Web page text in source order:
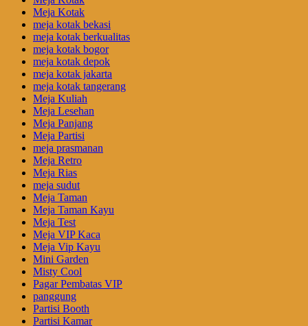
Meja Kotak
meja kotak bekasi
meja kotak berkualitas
meja kotak bogor
meja kotak depok
meja kotak jakarta
meja kotak tangerang
Meja Kuliah
Meja Lesehan
Meja Panjang
Meja Partisi
meja prasmanan
Meja Retro
Meja Rias
meja sudut
Meja Taman
Meja Taman Kayu
Meja Test
Meja VIP Kaca
Meja Vip Kayu
Mini Garden
Misty Cool
Pagar Pembatas VIP
panggung
Partisi Booth
Partisi Kamar